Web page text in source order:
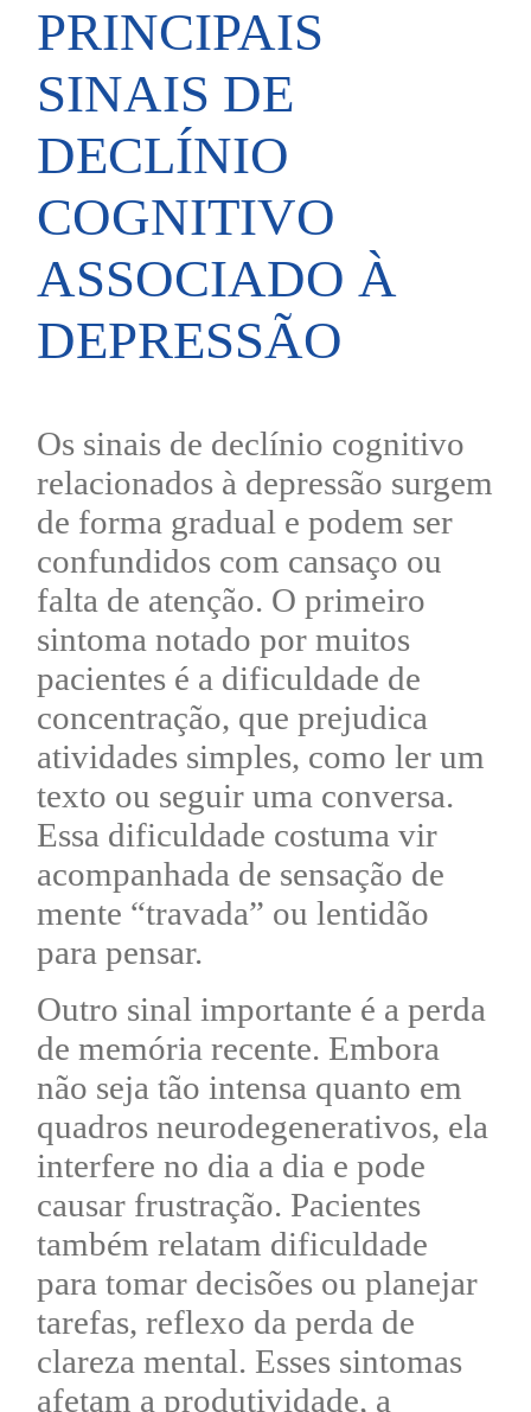
PRINCIPAIS
SINAIS DE
DECLÍNIO
COGNITIVO
ASSOCIADO À
DEPRESSÃO
Os sinais de declínio cognitivo
relacionados à depressão surgem
de forma gradual e podem ser
confundidos com cansaço ou
falta de atenção. O primeiro
sintoma notado por muitos
pacientes é a dificuldade de
concentração, que prejudica
atividades simples, como ler um
texto ou seguir uma conversa.
Essa dificuldade costuma vir
acompanhada de sensação de
mente “travada” ou lentidão
para pensar.
Outro sinal importante é a perda
de memória recente. Embora
não seja tão intensa quanto em
quadros neurodegenerativos, ela
interfere no dia a dia e pode
causar frustração. Pacientes
também relatam dificuldade
para tomar decisões ou planejar
tarefas, reflexo da perda de
clareza mental. Esses sintomas
afetam a produtividade, a